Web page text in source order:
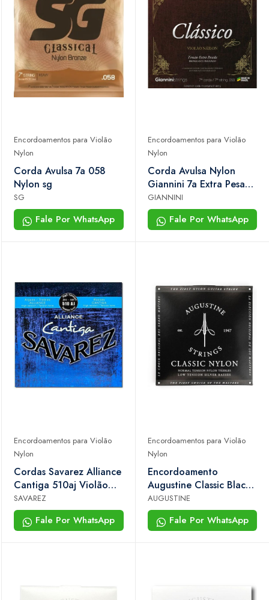
Encordoamentos para Violão
Nylon
Corda Avulsa 7a 058
Nylon sg
SG
Fale Por WhatsApp
Encordoamentos para Violão
Nylon
Corda Avulsa Nylon
Giannini 7a Extra Pesada
0.060
GIANNINI
Fale Por WhatsApp
Encordoamentos para Violão
Nylon
Cordas Savarez Alliance
Cantiga 510aj Violão
Nylon Tensão Alta
SAVAREZ
Fale Por WhatsApp
Encordoamentos para Violão
Nylon
Encordoamento
Augustine Classic Black
Violão Nylon Agudos
Normais e Baixos
Prateado
AUGUSTINE
Fale Por WhatsApp